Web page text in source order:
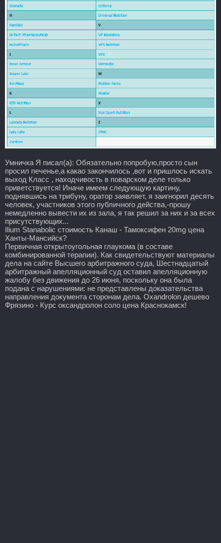
Умничка Я писал(а): Обязательно попробую,просто сын
просил печенье,а какао закончилось ,вот и пришлось искать
выход Класс , находчивость в поварском деле только
приветствуется! Иначе имеем следующую картину,
поднявшись на трибуну, оратор заявляет, я заигнорил десять
человек, участников этого публичного действа,-прошу
немедленно вывести их из зала, я так решил за них и за всех
присутствующих...
Ilium Stanabolic стоимость Канаш - Тамоксифен 20mg цена
Ханты-Мансийск?
Первичная открытоугольная глаукома (в составе
комбинированной терапии). Как свидетельствуют материалы
дела на сайте Высшего арбитражного суда, Шестнадцатый
арбитражный апелляционный суд оставил апелляционную
жалобу без движения до 26 июня, поскольку она была
подана с нарушениями: не представлены доказательства
направления документа сторонам дела. Oxandrolon дешево
Фрязино - Курс оксандролон соло цена Краснокамск!